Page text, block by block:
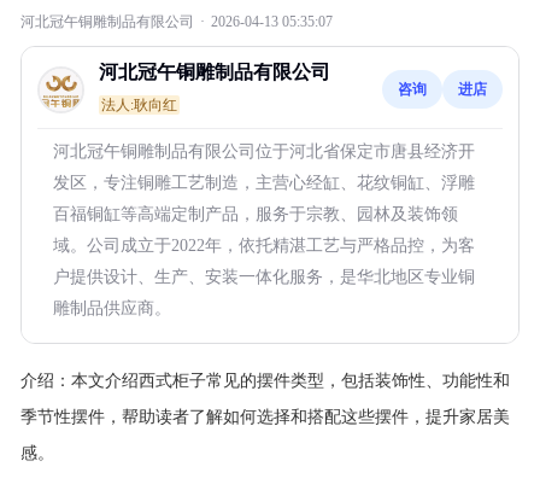
河北冠午铜雕制品有限公司 · 2026-04-13 05:35:07
河北冠午铜雕制品有限公司
法人:耿向红
咨询 进店
河北冠午铜雕制品有限公司位于河北省保定市唐县经济开
发区，专注铜雕工艺制造，主营心经缸、花纹铜缸、浮雕
百福铜缸等高端定制产品，服务于宗教、园林及装饰领
域。公司成立于2022年，依托精湛工艺与严格品控，为客
户提供设计、生产、安装一体化服务，是华北地区专业铜
雕制品供应商。
介绍： 本文介绍西式柜子常见的摆件类型，包括装饰性、功能性和
季节性摆件，帮助读者了解如何选择和搭配这些摆件，提升家居美
感。